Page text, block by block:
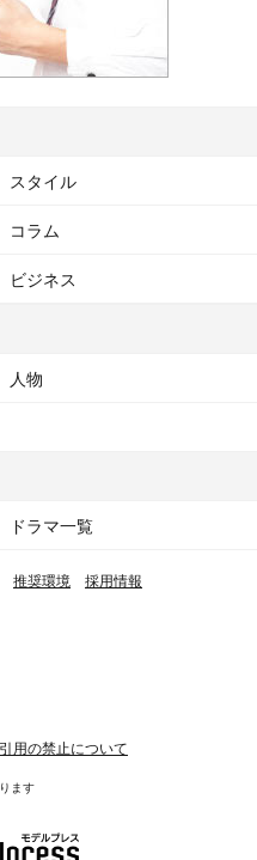
スタイル
コラム
ビジネス
人物
ドラマ一覧
推奨環境 採用情報
用の禁止について
ます